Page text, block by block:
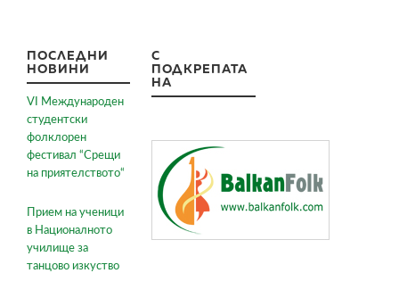
ПОСЛЕДНИ
НОВИНИ
VI Международен
студентски
фолклорен
фестивал “Срещи
на приятелството“
Прием на ученици
в Националното
училище за
танцово изкуство
С
ПОДКРЕПАТА
НА